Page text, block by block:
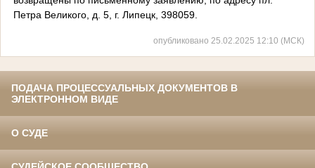
Петра Великого, д. 5, г. Липецк, 398059.
опубликовано 25.02.2025 12:10 (МСК)
ПОДАЧА ПРОЦЕССУАЛЬНЫХ ДОКУМЕНТОВ В
ЭЛЕКТРОННОМ ВИДЕ
О СУДЕ